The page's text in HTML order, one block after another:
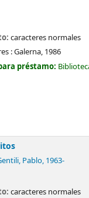
caracteres normales
:Galerna, 1986
préstamo:
Pablo, 1963-
caracteres normales